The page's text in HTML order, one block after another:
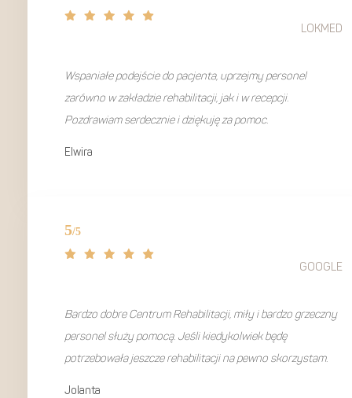
LOKMED
Wspaniałe podejście do pacjenta, uprzejmy personel
zarówno w zakładzie rehabilitacji, jak i w recepcji.
Pozdrawiam serdecznie i dziękuję za pomoc.
Elwira
GOOGLE
Bardzo dobre Centrum Rehabilitacji, miły i bardzo grzeczny
personel służy pomocą. Jeśli kiedykolwiek będę
potrzebowała jeszcze rehabilitacji na pewno skorzystam.
Jolanta